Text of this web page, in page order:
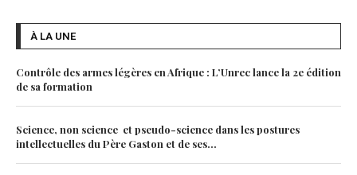
À LA UNE
Contrôle des armes légères en Afrique : L’Unrec lance la 2e édition
de sa formation
Science, non science et pseudo-science dans les postures
intellectuelles du Père Gaston et de ses...